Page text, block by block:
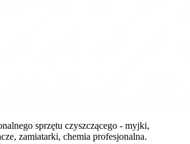
sprzętu czyszczącego - myjki,
zamiatarki, chemia profesjonalna.